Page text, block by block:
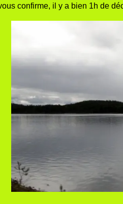
confirme, il y a bien 1h de